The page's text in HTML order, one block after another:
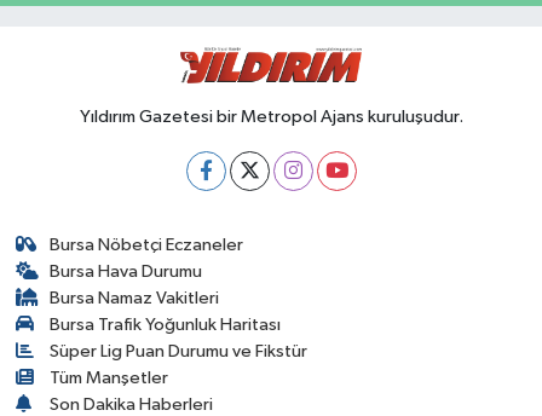
Yıldırım Gazetesi bir Metropol Ajans kuruluşudur.
Bursa Nöbetçi Eczaneler
Bursa Hava Durumu
Bursa Namaz Vakitleri
Bursa Trafik Yoğunluk Haritası
Süper Lig Puan Durumu ve Fikstür
Tüm Manşetler
Son Dakika Haberleri